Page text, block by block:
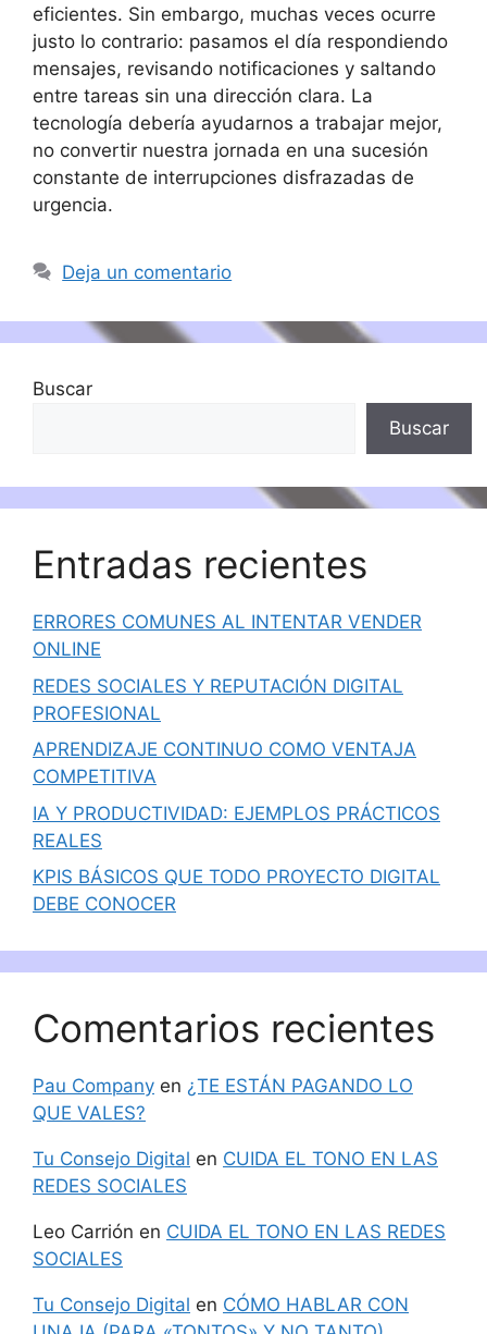
eficientes. Sin embargo, muchas veces ocurre
justo lo contrario: pasamos el día respondiendo
mensajes, revisando notificaciones y saltando
entre tareas sin una dirección clara. La
tecnología debería ayudarnos a trabajar mejor,
no convertir nuestra jornada en una sucesión
constante de interrupciones disfrazadas de
urgencia.
Deja un comentario
Buscar
Buscar
Entradas recientes
ERRORES COMUNES AL INTENTAR VENDER
ONLINE
REDES SOCIALES Y REPUTACIÓN DIGITAL
PROFESIONAL
APRENDIZAJE CONTINUO COMO VENTAJA
COMPETITIVA
IA Y PRODUCTIVIDAD: EJEMPLOS PRÁCTICOS
REALES
KPIS BÁSICOS QUE TODO PROYECTO DIGITAL
DEBE CONOCER
Comentarios recientes
Pau Company en ¿TE ESTÁN PAGANDO LO
QUE VALES?
Tu Consejo Digital en CUIDA EL TONO EN LAS
REDES SOCIALES
Leo Carrión en CUIDA EL TONO EN LAS REDES
SOCIALES
Tu Consejo Digital en CÓMO HABLAR CON